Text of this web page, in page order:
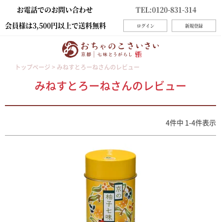
お電話でのお問い合わせ
TEL:0120-831-314
会員様は3,500円以上で送料無料
ログイン 新規登録
トップページ みねすとろーねさんのレビュー
みねすとろーねさんのレビュー
4件中 1 -4件表示